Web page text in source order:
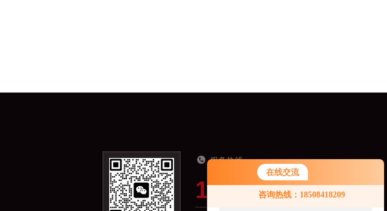
在线交流
咨询热线：18508418209
您好！欢迎前来咨询，很高兴为您
服务，请问您要咨询什么问题呢？
服务热线
19918821321